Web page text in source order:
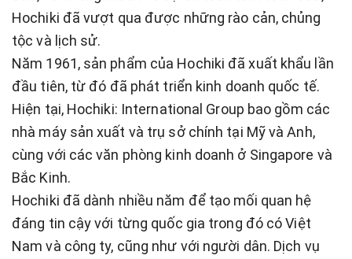
Hochiki đã vượt qua được những rào cản, chủng
tộc và lịch sử.
Năm 1961, sản phẩm của Hochiki đã xuất khẩu lần
đầu tiên, từ đó đã phát triển kinh doanh quốc tế.
Hiện tại, Hochiki: International Group bao gồm các
nhà máy sản xuất và trụ sở chính tại Mỹ và Anh,
cùng với các văn phòng kinh doanh ở Singapore và
Bắc Kinh.
Hochiki đã dành nhiều năm để tạo mối quan hệ
đáng tin cậy với từng quốc gia trong đó có Việt
Nam và công ty, cũng như với người dân. Dịch vụ